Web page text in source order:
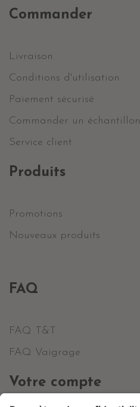
Commander
Livraison
Conditions d'utilisation
Paiement sécurisé
Commander un échantillon
Service client
Produits
Promotions
Nouveaux produits
FAQ
FAQ T&T
FAQ Vaigrage
Votre compte